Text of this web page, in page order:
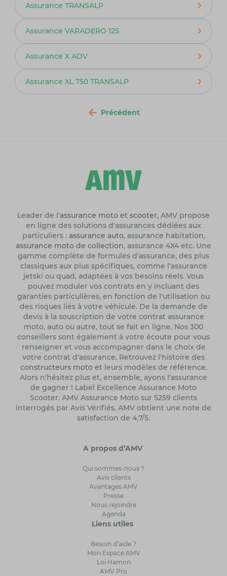
Assurance TRANSALP
Assurance VARADERO 125
Assurance X ADV
Assurance XL 750 TRANSALP
Précédent
Leader de l'assurance moto et scooter, AMV propose
en ligne des solutions d'assurances dédiées aux
particuliers : assurance auto, assurance habitation,
assurance moto de collection, assurance 4X4 etc. Une
gamme complète de formules d'assurance, des plus
classiques aux plus spécifiques, comme l'assurance
jetski ou quad, adaptées à vos besoins réels. Vous
pouvez moduler vos contrats en y incluant des
garanties particulières, en fonction de l'utilisation ou
des risques liés à votre véhicule. De la demande de
devis à la souscription de votre contrat assurance
moto, auto ou autre, tout se fait en ligne. Nos 300
conseillers sont également à votre écoute pour vous
renseigner et vous accompagner dans le choix de
votre contrat d'assurance. Retrouvez l'histoire des
constructeurs motoet leurs modèles de référence.
Alors n'hésitez plus et, ensemble, ayons l'assurance
de gagner ! Label Excellence Assurance Moto
Scooter. AMV Assurance Moto sur 5259 clients
interrogés par Avis Vérifiés, AMV obtient une note de
satisfaction de 4,7/5.
A propos d’AMV
Qui sommes-nous ?
Avis clients
Avantages AMV
Presse
Nous rejoindre
Agenda
Liens utiles
Besoin d’aide ?
Mon Espace AMV
Loi Hamon
AMV Pro